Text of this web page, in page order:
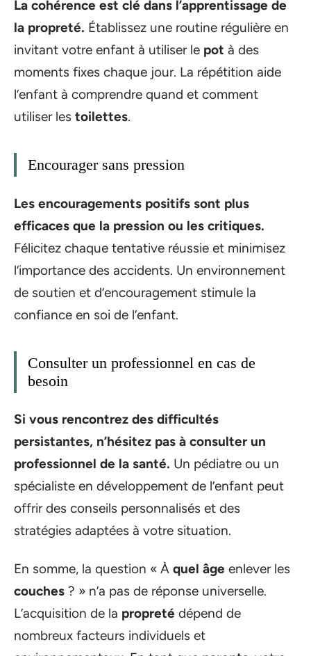
La cohérence est clé dans l’apprentissage de
la propreté. Établissez une routine régulière en
invitant votre enfant à utiliser le pot à des
moments fixes chaque jour. La répétition aide
l’enfant à comprendre quand et comment
utiliser les toilettes.
Encourager sans pression
Les encouragements positifs sont plus
efficaces que la pression ou les critiques.
Félicitez chaque tentative réussie et minimisez
l’importance des accidents. Un environnement
de soutien et d’encouragement stimule la
confiance en soi de l’enfant.
Consulter un professionnel en cas de
besoin
Si vous rencontrez des difficultés
persistantes, n’hésitez pas à consulter un
professionnel de la santé. Un pédiatre ou un
spécialiste en développement de l’enfant peut
offrir des conseils personnalisés et des
stratégies adaptées à votre situation.
En somme, la question « À quel âge enlever les
couches ? » n’a pas de réponse universelle.
L’acquisition de la propreté dépend de
nombreux facteurs individuels et